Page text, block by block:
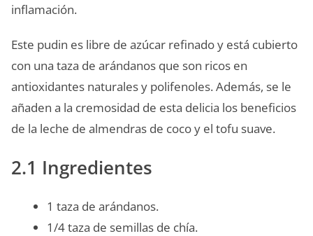
inflamación.
Este pudin es libre de azúcar refinado y está cubierto
con una taza de arándanos que son ricos en
antioxidantes naturales y polifenoles. Además, se le
añaden a la cremosidad de esta delicia los beneficios
de la leche de almendras de coco y el tofu suave.
2.1 Ingredientes
1 taza de arándanos.
1/4 taza de semillas de chía.